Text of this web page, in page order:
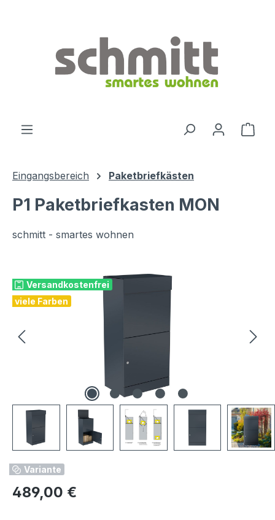
Eingangsbereich Paketbriefkästen
P1 Paketbriefkasten MON
schmitt - smartes wohnen
Versandkostenfrei
viele Farben
Variante
Regulärer Preis:
489,00 €